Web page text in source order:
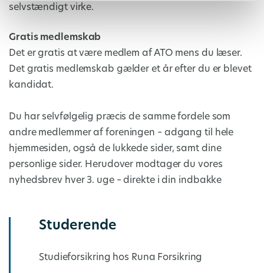
selvstændigt virke.
Gratis medlemskab
Det er gratis at være medlem af ATO mens du læser.
Det gratis medlemskab gælder et år efter du er blevet
kandidat.
Du har selvfølgelig præcis de samme fordele som
andre medlemmer af foreningen – adgang til hele
hjemmesiden, også de lukkede sider, samt dine
personlige sider. Herudover modtager du vores
nyhedsbrev hver 3. uge – direkte i din indbakke
Studerende
Studieforsikring hos Runa Forsikring